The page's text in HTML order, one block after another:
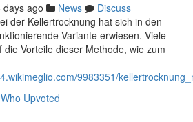
days ago News
Discuss
der Kellertrocknung hat sich in den
Variante erwiesen. Viele
Vorteile dieser Methode, wie zum
9983351/
Who Upvoted